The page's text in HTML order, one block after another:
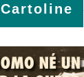
Cartoline